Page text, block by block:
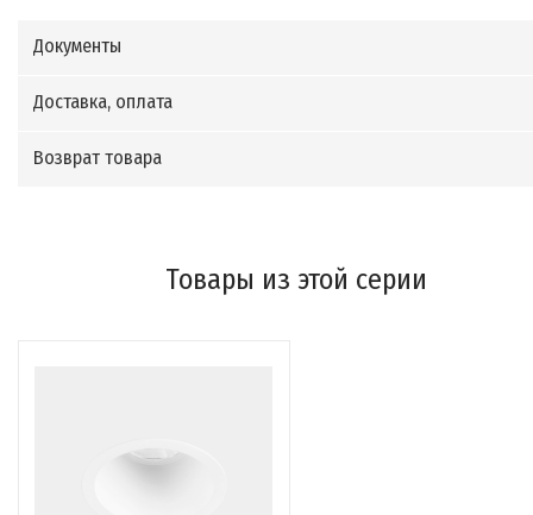
Документы
Доставка, оплата
Возврат товара
Товары из этой серии